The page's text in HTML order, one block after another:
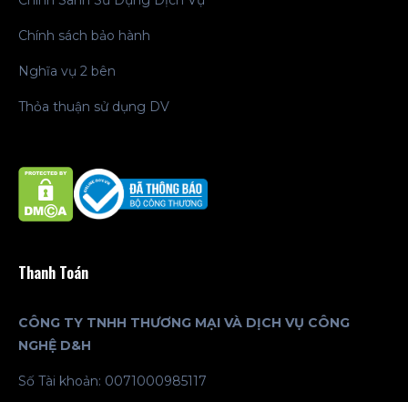
Chính sách bảo hành
Nghĩa vụ 2 bên
Thỏa thuận sử dụng DV
Thanh Toán
CÔNG TY TNHH THƯƠNG MẠI VÀ DỊCH VỤ CÔNG
NGHỆ D&H
Số Tài khoản: 0071000985117